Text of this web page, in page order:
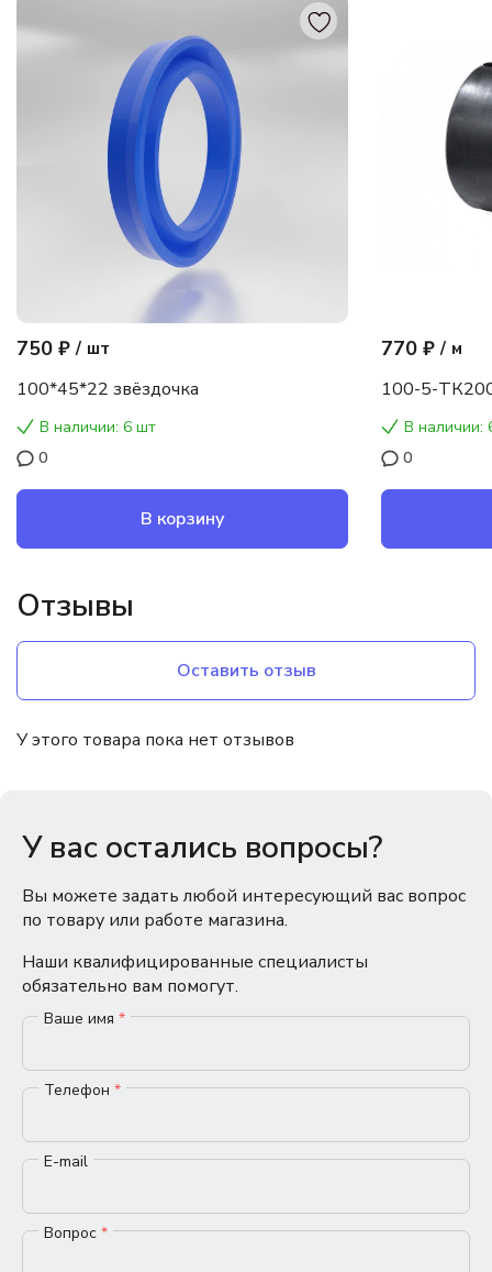
750 ₽ / шт
100*45*22 звёздочка
В наличии: 6 шт
0
В корзину
770 ₽ / м
100-5-
В наличии:
0
Отзывы
Оставить отзыв
У этого товара пока нет отзывов
У вас остались вопросы?
Вы можете задать любой интересующий вас вопрос
по товару или работе магазина.
Наши квалифицированные специалисты
обязательно вам помогут.
Ваше имя *
Телефон *
E-mail
Вопрос *